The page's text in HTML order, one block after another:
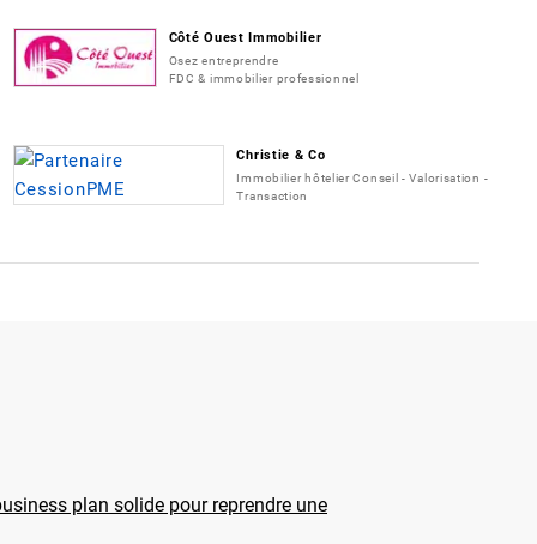
Côté Ouest Immobilier
Osez entreprendre
FDC & immobilier professionnel
Christie & Co
Immobilier hôtelier Conseil - Valorisation -
Transaction
plan solide pour reprendre une